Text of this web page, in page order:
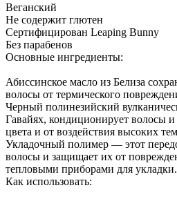
Веганский
Не содержит глютен
Сертифицирован Leaping Bunny
Без парабенов
Основные ингредиенты:
Абиссинское масло из Белиза
волосы от термического
Черный полинезийский
Гавайях, кондиционирует волосы и
цвета и от воздействия высоких
Укладочный полимер — этот
волосы и защищает их от
тепловыми приборами для укладки.
Как использовать: